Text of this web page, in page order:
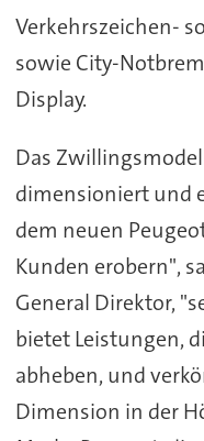
Verkehrszeichen-
sowie City-
Display.
Das
dimensioniert und
dem neuen
Kunden erobern",
General Direktor,
bietet Leistungen,
abheben, und
Dimension in der